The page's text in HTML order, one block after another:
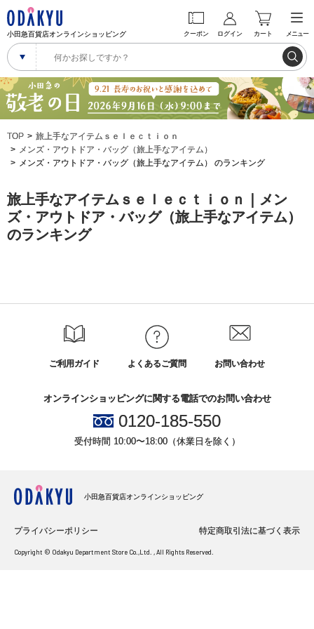
小田急百貨店オンラインショッピング クーポン ログイン カート メニュー
TOP
旅上手なアイテムｓｅｌｅｃｔｉｏｎ
メンズ・アウトドア・バッグ（旅上手なアイテム）
メンズ・アウトドア・バッグ（旅上手なアイテム） のランキング
旅上手なアイテムｓｅｌｅｃｔｉｏｎ｜メン
ズ・アウトドア・バッグ（旅上手なアイテム）
のランキング
ご利用ガイド よくあるご質問 お問い合わせ
オンラインショッピングに関する電話でのお問い合わせ
0120-185-550
受付時間 10:00〜18:00（休業日を除く）
小田急百貨店オンラインショッピング
プライバシーポリシー 特定商取引法に基づく表示
Copyright © Odakyu Department Store Co.,Ltd. , All Rights Reserved.